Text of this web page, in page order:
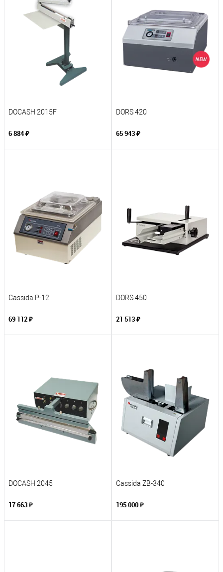
DOCASH 2015F
6 884 ₽
DORS 420
65 943 ₽
Cassida P-12
69 112 ₽
DORS 450
21 513 ₽
DOCASH 2045
17 663 ₽
Cassida ZB-340
195 000 ₽